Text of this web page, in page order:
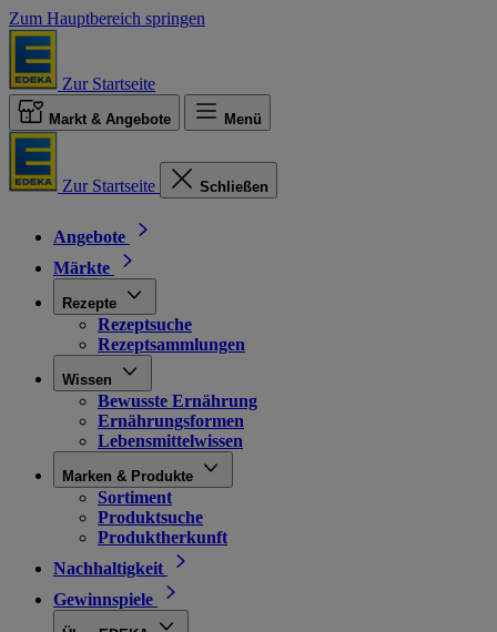
Zum Hauptbereich springen
Zur Startseite
Markt & Angebote Menü
Zur Startseite Schließen
Angebote
Märkte
Rezepte
Rezeptsuche
Rezeptsammlungen
Wissen
Bewusste Ernährung
Ernährungsformen
Lebensmittelwissen
Marken & Produkte
Sortiment
Produktsuche
Produktherkunft
Nachhaltigkeit
Gewinnspiele